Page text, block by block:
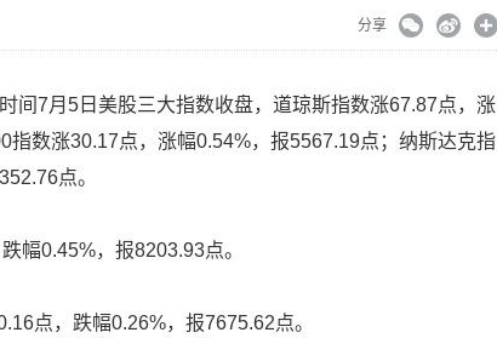
分享
间7月5日美股三大指数收盘，道琼斯指数涨67.87点，涨
指数涨30.17点，涨幅0.54%，报5567.19点；纳斯达克指
点。
幅0.45%，报8203.93点。
点，跌幅0.26%，报7675.62点。